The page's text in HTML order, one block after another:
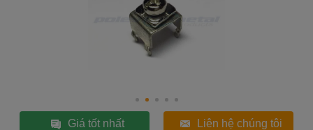
Giá tốt nhất Liên hệ chúng tôi